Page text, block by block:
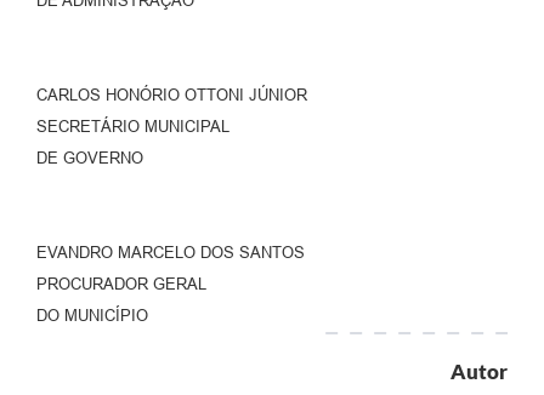
CARLOS HONÓRIO OTTONI JÚNIOR
SECRETÁRIO MUNICIPAL
DE GOVERNO
EVANDRO MARCELO DOS SANTOS
PROCURADOR GERAL
DO MUNICÍPIO
Autor